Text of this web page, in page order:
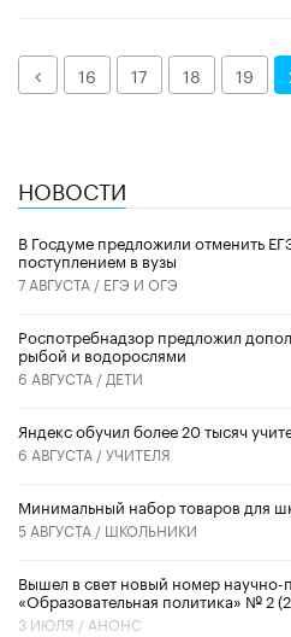
Назад16 17 18 19
НОВОСТИ
В Госдуме предложили отменить
поступлением в вузы
7 АВГУСТА / ЕГЭ И ОГЭ
Роспотребнадзор предложил
рыбой и водорослями
6 АВГУСТА / ДЕТИ
​Яндекс обучил более 20 тысяч
6 АВГУСТА /УЧИТЕЛЯ
Минимальный набор товаров для
5 АВГУСТА / ШКОЛЬНИКИ
Вышел в свет новый номер научно-
«Образовательная политика» № 2
3 ИЮЛЯ / АНОНС